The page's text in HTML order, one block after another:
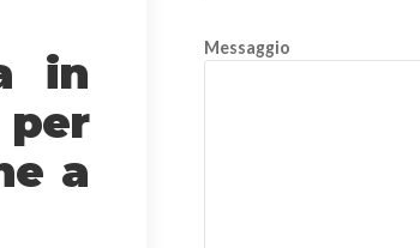
in
per
a
Messaggio